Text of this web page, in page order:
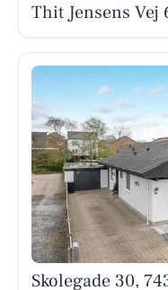
Thit Jensens Vej
Skolegade 30,